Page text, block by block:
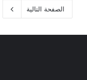
الصفحة التالية